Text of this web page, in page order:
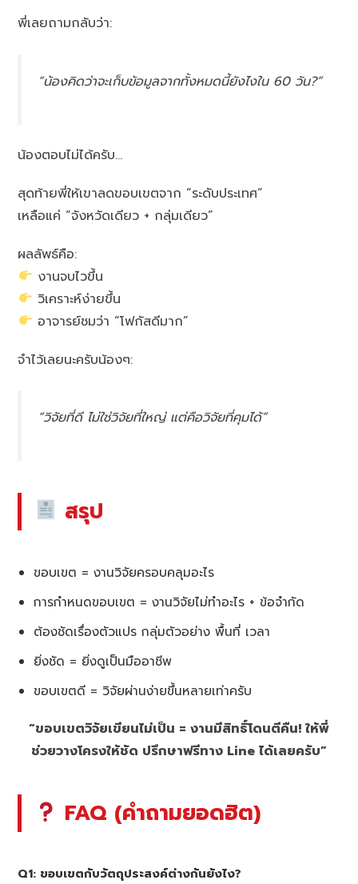
พี่เลยถามกลับว่า:
“น้องคิดว่าจะเก็บข้อมูลจากทั้งหมดนี้ยังไงใน 60 วัน?”
น้องตอบไม่ได้ครับ…
สุดท้ายพี่ให้เขาลดขอบเขตจาก “ระดับประเทศ”
เหลือแค่ “จังหวัดเดียว + กลุ่มเดียว”
ผลลัพธ์คือ:
งานจบไวขึ้น
วิเคราะห์ง่ายขึ้น
อาจารย์ชมว่า “โฟกัสดีมาก”
จำไว้เลยนะครับน้องๆ:
“วิจัยที่ดี ไม่ใช่วิจัยที่ใหญ่ แต่คือวิจัยที่คุมได้”
สรุป
ขอบเขต = งานวิจัยครอบคลุมอะไร
การกำหนดขอบเขต = งานวิจัยไม่ทำอะไร + ข้อจำกัด
ต้องชัดเรื่องตัวแปร กลุ่มตัวอย่าง พื้นที่ เวลา
ยิ่งชัด = ยิ่งดูเป็นมืออาชีพ
ขอบเขตดี = วิจัยผ่านง่ายขึ้นหลายเท่าครับ
“ขอบเขตวิจัยเขียนไม่เป็น = งานมีสิทธิ์โดนตีคืน! ให้พี่
ช่วยวางโครงให้ชัด ปรึกษาฟรีทาง Line ได้เลยครับ”
FAQ (คำถามยอดฮิต)
Q1: ขอบเขตกับวัตถุประสงค์ต่างกันยังไง?